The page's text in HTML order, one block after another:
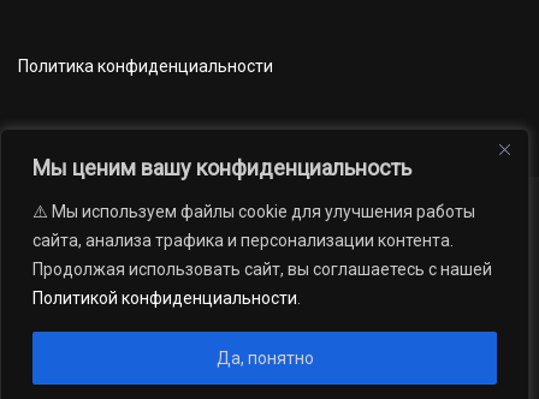
Мы ценим вашу конфиденциальность
⚠️ Мы используем файлы cookie для улучшения работы
сайта, анализа трафика и персонализации контента.
Продолжая использовать сайт, вы соглашаетесь с нашей
Политикой конфиденциальности
Да, понятно
Политика конфиденциальности
Новости Наши проекты
Официально
АРХИВ
16+
газеты «Миасский рабочий»; Областное государственное учреждение
«Издательский дом «Губерния». Все права защищены.
Андрей Петрович Попов